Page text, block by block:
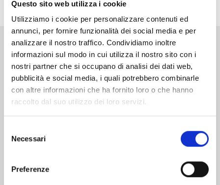
Questo sito web utilizza i cookie
Utilizziamo i cookie per personalizzare contenuti ed
annunci, per fornire funzionalità dei social media e per
analizzare il nostro traffico. Condividiamo inoltre
informazioni sul modo in cui utilizza il nostro sito con i
nostri partner che si occupano di analisi dei dati web,
pubblicità e social media, i quali potrebbero combinarle
con altre informazioni che ha fornito loro o che hanno
raccolto dal suo utilizzo dei loro servizi.
delNecessari
Preferenze
Altri volumi della serie